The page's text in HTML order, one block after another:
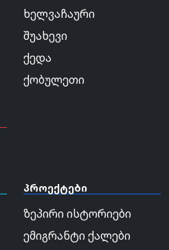
ხელვაჩაური
შუახევი
ქედა
ქობულეთი
პროექტები
ზეპირი ისტორიები
ემიგრანტი ქალები